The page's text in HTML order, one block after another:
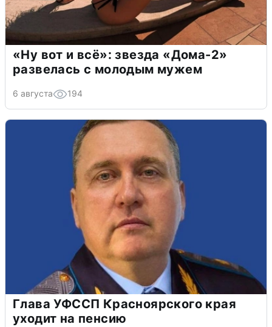
«Ну вот и всё»: звезда «Дома-2»
развелась с молодым мужем
6 августа 194
Глава УФССП Красноярского края
уходит на пенсию